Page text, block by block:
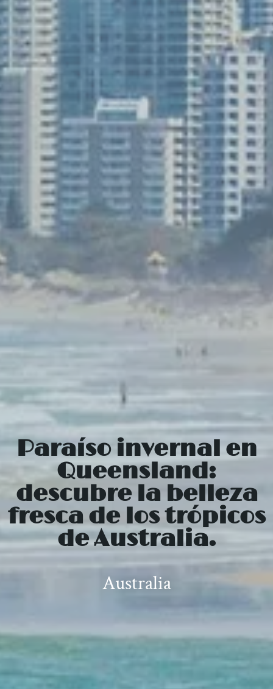
Paraíso invernal en
Queensland:
descubre la belleza
fresca de los trópicos
de Australia.
Australia